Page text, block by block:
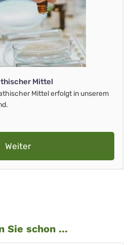
Mittel
Mittel erfolgt in unserem
Weiter
Sie schon ...